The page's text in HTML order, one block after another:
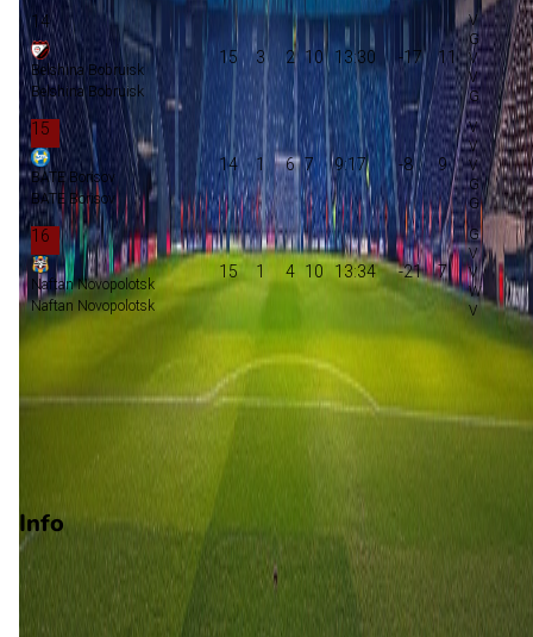
14
Belshina Bobruisk
Belshina Bobruisk
15 3 2 10 13:30 -17 11
15
BATE Borisov
BATE Borisov
14 1 6 7 9:17 -8 9
16
Naftan Novopolotsk
Naftan Novopolotsk
15 1 4 10 13:34 -21 7
Play-offs voorronde Europa Conference League
Info
Op 29 augustus 2026 gaat Dnyapro Mogilev de strijd aan met
Isloch. De wedstrijd wordt afgetrapt om 15:00 en wordt
gespeeld in de Belarus 1.